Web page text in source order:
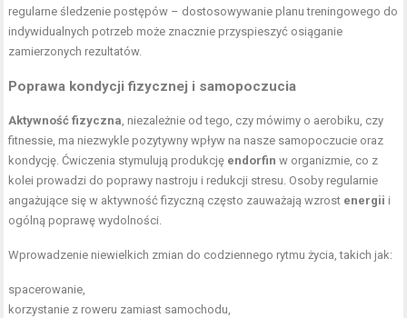
regularne śledzenie postępów – dostosowywanie planu treningowego do
indywidualnych potrzeb może znacznie przyspieszyć osiąganie
zamierzonych rezultatów.
Poprawa kondycji fizycznej i samopoczucia
Aktywność fizyczna, niezależnie od tego, czy mówimy o aerobiku, czy
fitnessie, ma niezwykle pozytywny wpływ na nasze samopoczucie oraz
kondycję. Ćwiczenia stymulują produkcję endorfin w organizmie, co z
kolei prowadzi do poprawy nastroju i redukcji stresu. Osoby regularnie
angażujące się w aktywność fizyczną często zauważają wzrost energii i
ogólną poprawę wydolności.
Wprowadzenie niewielkich zmian do codziennego rytmu życia, takich jak:
spacerowanie,
korzystanie z roweru zamiast samochodu,